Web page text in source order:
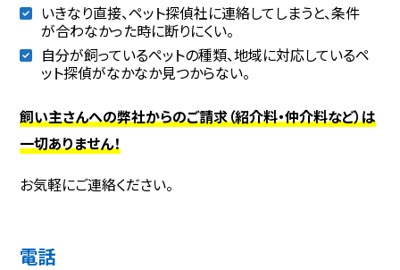
いきなり直接、ペット探偵社に連絡してしまうと、条件
が合わなかった時に断りにくい。
自分が飼っているペットの種類、地域に対応しているペ
ット探偵がなかなか見つからない。
飼い主さんへの弊社からのご請求（紹介料・仲介料など）は
一切ありません！
お気軽にご連絡ください。
電話